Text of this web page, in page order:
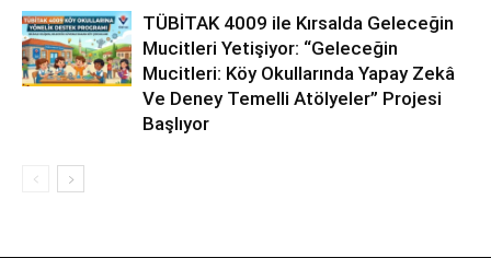
TÜBİTAK 4009 ile Kırsalda Geleceğin
Mucitleri Yetişiyor: “Geleceğin
Mucitleri: Köy Okullarında Yapay Zekâ
Ve Deney Temelli Atölyeler” Projesi
Başlıyor